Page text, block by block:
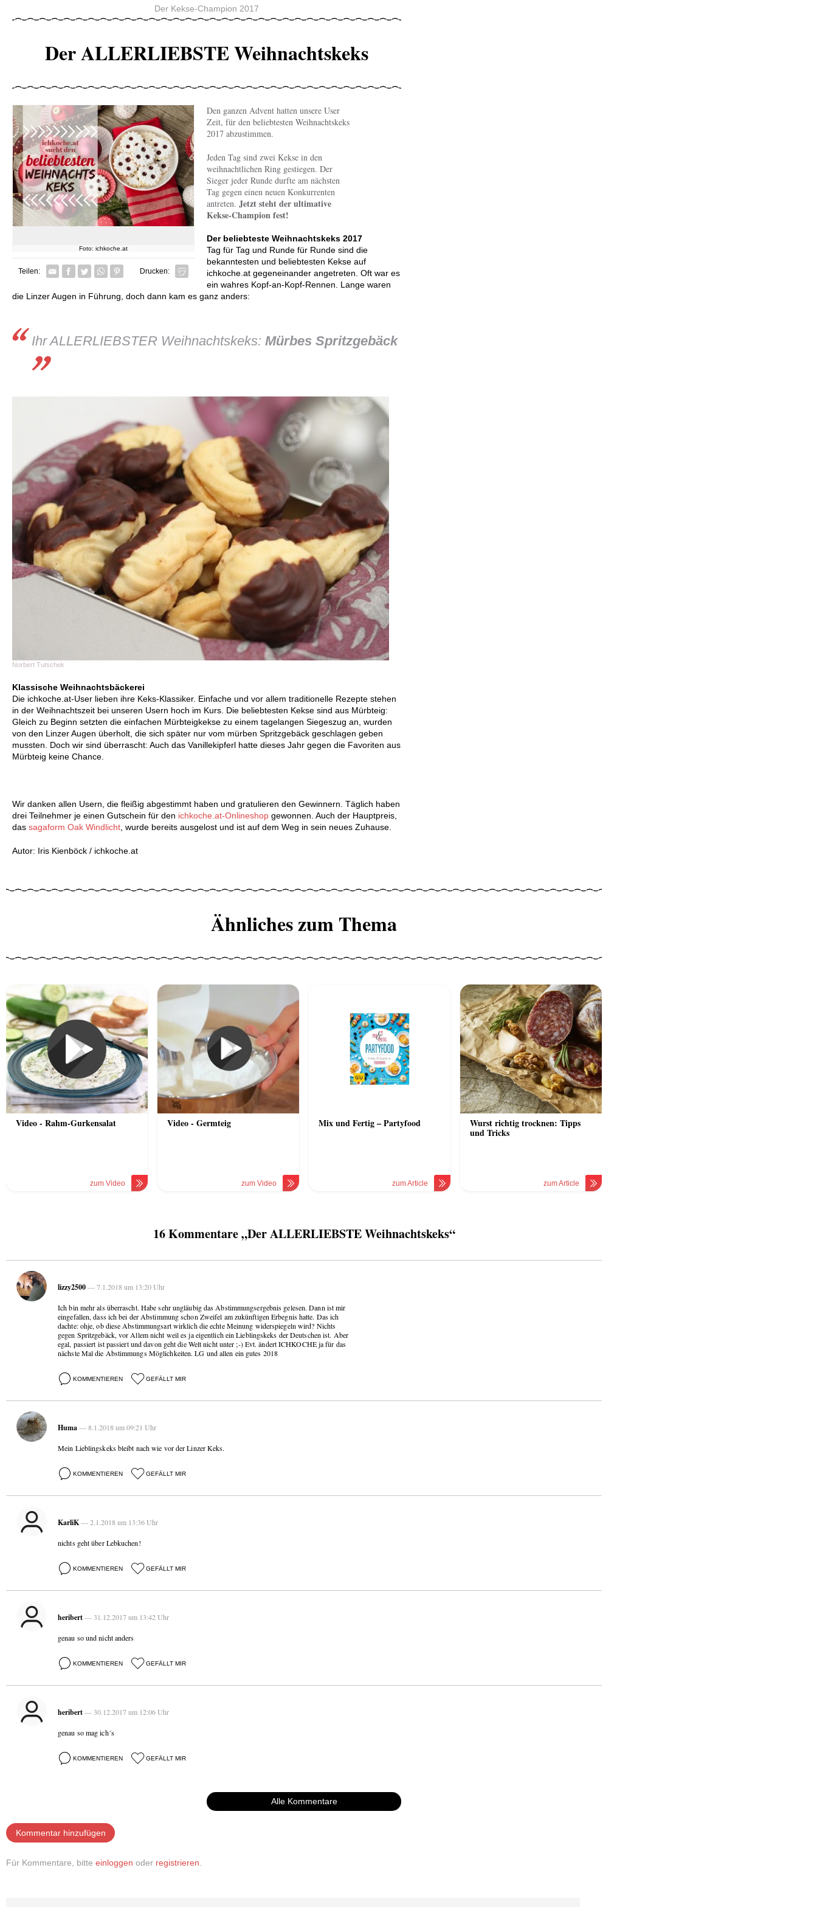
Der Kekse-Champion 2017
Der ALLERLIEBSTE Weihnachtskeks
Foto: ichkoche.at
Teilen: Facebook
TwitterWhatsapp senden
Pin it Drucken:
Den ganzen Advent hatten unsere User
Zeit, für den beliebtesten Weihnachtskeks
2017 abzustimmen.
Jeden Tag sind zwei Kekse in den
weihnachtlichen Ring gestiegen. Der
Sieger jeder Runde durfte am nächsten
Tag gegen einen neuen Konkurrenten
antreten. Jetzt steht der ultimative
Kekse-Champion fest!
Der beliebteste Weihnachtskeks 2017
Tag für Tag und Runde für Runde sind die
bekanntesten und beliebtesten Kekse auf
ichkoche.at gegeneinander angetreten. Oft war es
ein wahres Kopf-an-Kopf-Rennen. Lange waren
die Linzer Augen in Führung, doch dann kam es ganz anders:
Ihr ALLERLIEBSTER Weihnachtskeks: Mürbes Spritzgebäck
Norbert Tutschek
Klassische Weihnachtsbäckerei
Die ichkoche.at-User lieben ihre Keks-Klassiker. Einfache und vor allem traditionelle Rezepte stehen
in der Weihnachtszeit bei unseren Usern hoch im Kurs. Die beliebtesten Kekse sind aus Mürbteig:
Gleich zu Beginn setzten die einfachen Mürbteigkekse zu einem tagelangen Siegeszug an, wurden
von den Linzer Augen überholt, die sich später nur vom mürben Spritzgebäck geschlagen geben
mussten. Doch wir sind überrascht: Auch das Vanillekipferl hatte dieses Jahr gegen die Favoriten aus
Mürbteig keine Chance.
Wir danken allen Usern, die fleißig abgestimmt haben und gratulieren den Gewinnern. Täglich haben
drei Teilnehmer je einen Gutschein für den ichkoche.at-Onlineshop gewonnen. Auch der Hauptpreis,
das sagaform Oak Windlicht , wurde bereits ausgelost und ist auf dem Weg in sein neues Zuhause.
Autor: Iris Kienböck / ichkoche.at
Ähnliches zum Thema
Video - Rahm-Gurkensalat
zum Video
Video - Germteig
zum Video
Mix und Fertig – Partyfood
zum Article
Wurst richtig trocknen: Tipps
und Tricks
zum Article
16 Kommentare „Der ALLERLIEBSTE Weihnachtskeks“
lizzy2500— 7.1.2018 um 13:20 Uhr
Ich bin mehr als überrascht. Habe sehr ungläubig das Abstimmungsergebnis gelesen. Dann ist mir
eingefallen, dass ich bei der Abstimmung schon Zweifel am zukünftigen Erbegnis hatte. Das ich
dachte: ohje, ob diese Abstimmungsart wirklich die echte Meinung widerspiegeln wird? Nichts
gegen Spritzgebäck, vor Allem nicht weil es ja eigentlich ein Lieblingskeks der Deutschen ist. Aber
egal, passiert ist passiert und davon geht die Welt nicht unter ;-) Evt. ändert ICHKOCHE ja für das
nächste Mal die Abstimmungs Möglichkeiten. LG und allen ein gutes 2018
KOMMENTIEREN GEFÄLLT MIR
Huma— 8.1.2018 um 09:21 Uhr
Mein Lieblingskeks bleibt nach wie vor der Linzer Keks.
KOMMENTIEREN GEFÄLLT MIR
KarliK— 2.1.2018 um 13:36 Uhr
nichts geht über Lebkuchen!
KOMMENTIEREN GEFÄLLT MIR
heribert— 31.12.2017 um 13:42 Uhr
genau so und nicht anders
KOMMENTIEREN GEFÄLLT MIR
heribert— 30.12.2017 um 12:06 Uhr
genau so mag ich´s
KOMMENTIEREN GEFÄLLT MIR
Alle Kommentare
Kommentar hinzufügen
Für Kommentare, bitte einloggen oder registrieren